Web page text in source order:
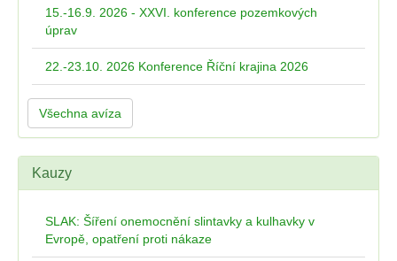
15.-16.9. 2026 - XXVI. konference pozemkových
úprav
22.-23.10. 2026 Konference Říční krajina 2026
Všechna avíza
Kauzy
SLAK: Šíření onemocnění slintavky a kulhavky v
Evropě, opatření proti nákaze